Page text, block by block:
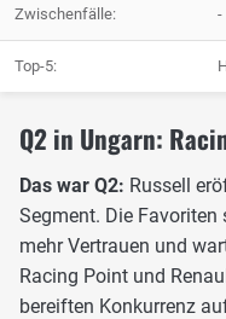
Zwischenfälle: -
Top-5:
Q2 in Ungarn:
Das war Q2: Russell
Segment. Die
mehr Vertrauen und
Racing Point und
bereiften Konkurrenz